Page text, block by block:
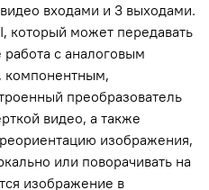
входами и 3 выходами.
который может передавать
работа с аналоговым
компонентным,
преобразователь
видео, а также
изображения,
или поворачивать на
изображение в